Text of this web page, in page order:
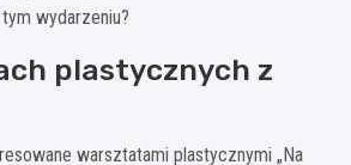
wydarzeniu?
plastycznych z
warsztatami plastycznymi „Na